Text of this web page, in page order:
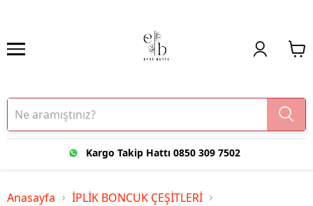
Kargo Takip Hattı 0850 309 7502
Anasayfa
İPLİK BONCUK ÇEŞİTLERİ